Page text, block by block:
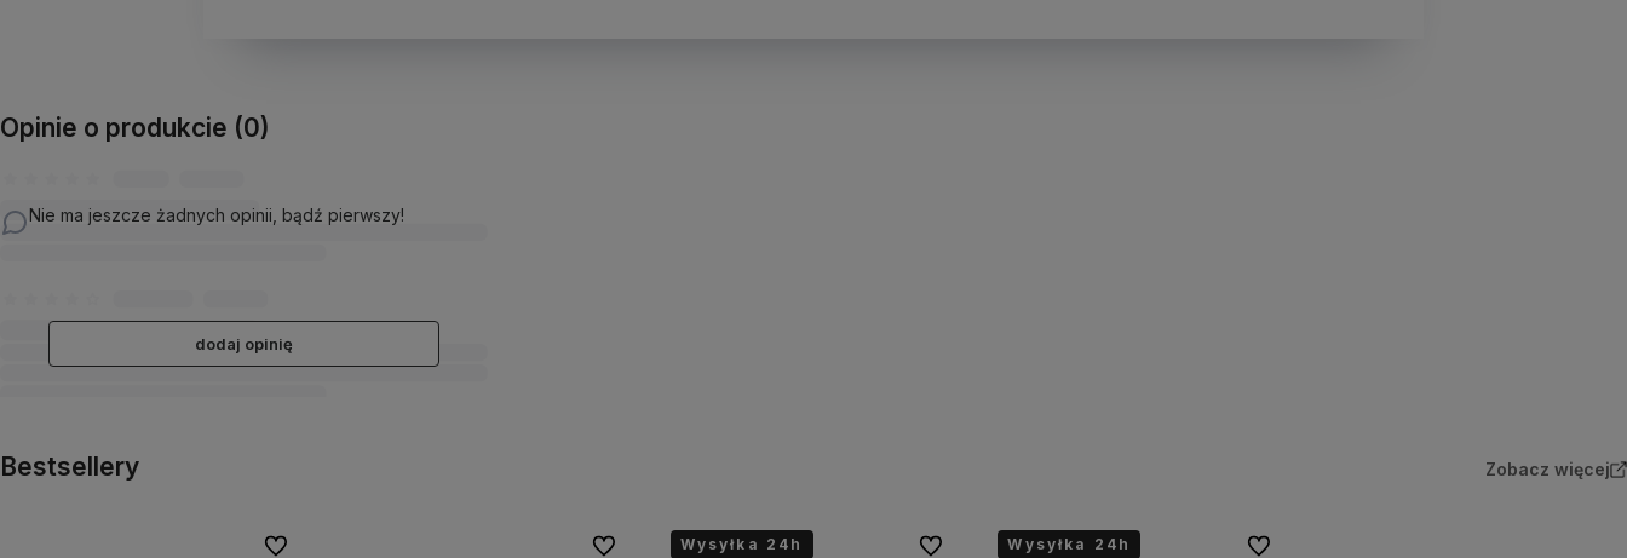
Opinie o produkcie (0)
Nie ma jeszcze żadnych opinii, bądź pierwszy!
dodaj opinię
Bestsellery Zobacz więcej
Do ulubionych Do ulubionychWysyłka 24h Do ulubionychWysyłka 24h Do ulubionych